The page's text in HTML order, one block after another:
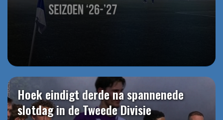
Hoek eindigt derde na spannenede
slotdag in de Tweede Divisie